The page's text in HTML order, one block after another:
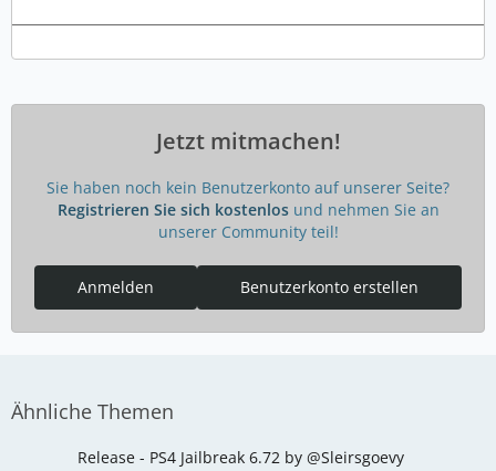
Jetzt mitmachen!
Sie haben noch kein Benutzerkonto auf unserer Seite?
Registrieren Sie sich kostenlosund nehmen Sie an
unserer Community teil!
Benutzerkonto erstellen
Anmelden
Ähnliche Themen
Release - PS4 Jailbreak 6.72 by @Sleirsgoevy